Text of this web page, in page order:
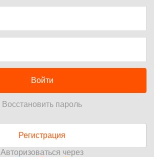
Войти
Восстановить пароль
Регистрация
Авторизоваться через